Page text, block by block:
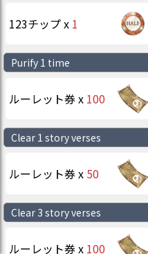
123チップx 1
Purify 1 time
ルーレット券x 100
Clear 1 story verses
ルーレット券x 50
Clear 3 story verses
ルーレット券x 100